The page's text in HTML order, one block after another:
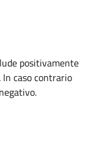
positivamente
In caso contrario